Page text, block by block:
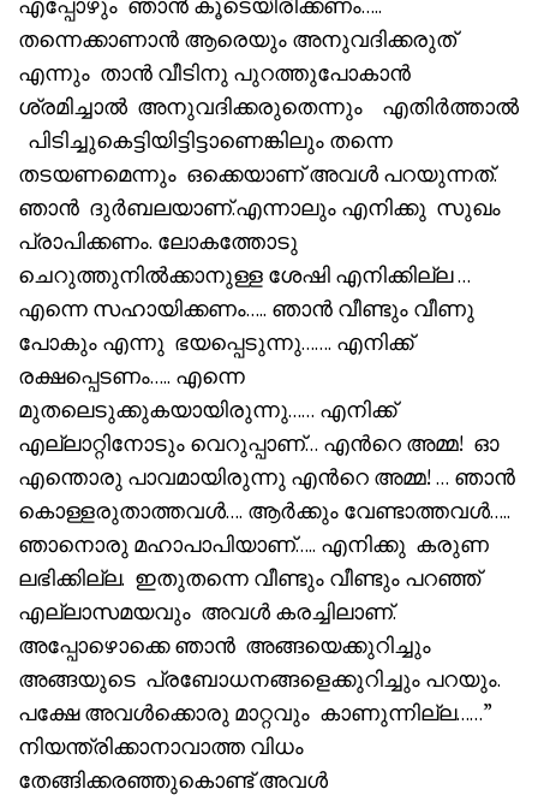
തന്നെക്കാണാൻ ആരെയും അനുവദിക്കരുത്
എന്നും താൻ വീടിനു പുറത്തുപോകാൻ
ശ്രമിച്ചാൽ അനുവദിക്കരുതെന്നും എതിർത്താൽ
പിടിച്ചുകെട്ടിയിട്ടിട്ടാണെങ്കിലും തന്നെ
തടയണമെന്നും ഒക്കെയാണ് അവൾ പറയുന്നത്.
ഞാൻ ദുർബലയാണ്.എന്നാലും എനിക്കു സുഖം
പ്രാപിക്കണം. ലോകത്തോടു
ചെറുത്തുനിൽക്കാനുള്ള ശേഷി എനിക്കില്ല …
എന്നെ സഹായിക്കണം….. ഞാൻ വീണ്ടും വീണു
പോകും എന്നു ഭയപ്പെടുന്നു……. എനിക്ക്
രക്ഷപ്പെടണം….. എന്നെ
മുതലെടുക്കുകയായിരുന്നു…… എനിക്ക്
എല്ലാറ്റിനോടും വെറുപ്പാണ്… എൻറെ അമ്മ! ഓ
എന്തൊരു പാവമായിരുന്നു എൻറെ അമ്മ! … ഞാൻ
കൊള്ളരുതാത്തവൾ…. ആർക്കും വേണ്ടാത്തവൾ…..
ഞാനൊരു മഹാപാപിയാണ്….. എനിക്കു കരുണ
ലഭിക്കില്ല. ഇതുതന്നെ വീണ്ടും വീണ്ടും പറഞ്ഞ്
എല്ലാസമയവും അവൾ കരച്ചിലാണ്.
അപ്പോഴൊക്കെ ഞാൻ അങ്ങയെക്കുറിച്ചും
അങ്ങയുടെ പ്രബോധനങ്ങളെക്കുറിച്ചും പറയും.
പക്ഷേ അവൾക്കൊരു മാറ്റവും കാണുന്നില്ല……”
നിയന്ത്രിക്കാനാവാത്ത വിധം
തേങ്ങിക്കരഞ്ഞുകൊണ്ട് അവൾ